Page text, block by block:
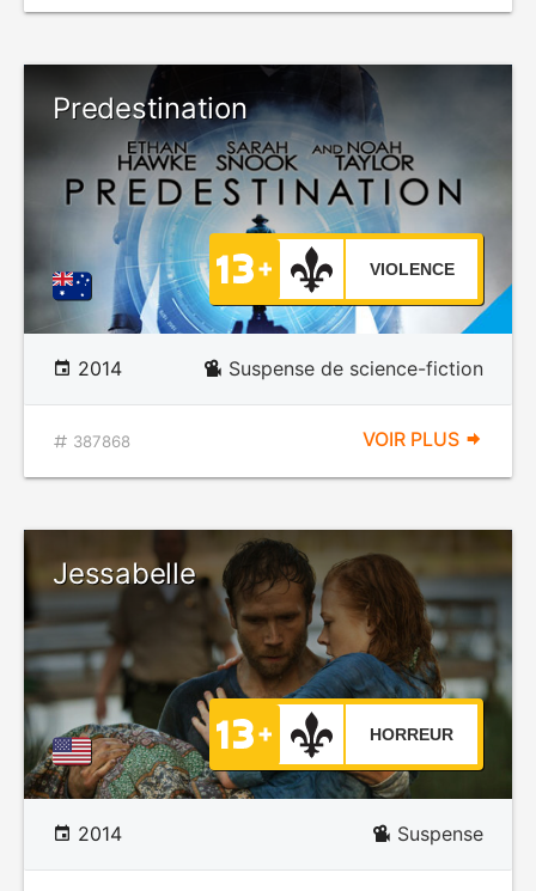
Predestination
VIOLENCE
2014 Suspense de science-fiction
387868 VOIR PLUS
Jessabelle
HORREUR
2014 Suspense